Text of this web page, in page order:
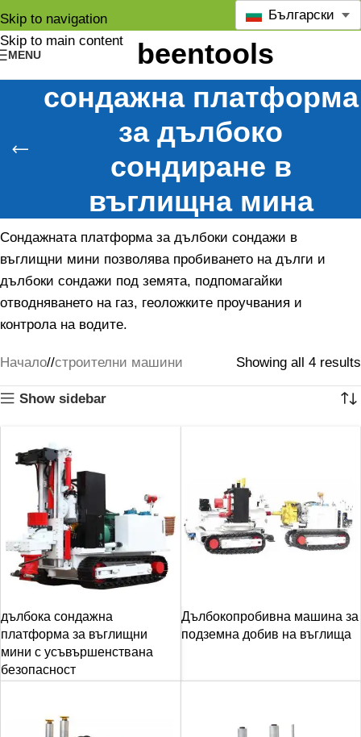
Skip to navigation
Skip to main content
MENU
Български
сондажна платформа
за дълбоко
сондиране в
въглищна мина
Сондажната платформа за дълбоки сондажи в
въглищни мини позволява пробиването на дълги и
дълбоки сондажи под земята, подпомагайки
отводняването на газ, геоложките проучвания и
контрола на водите.
Начало/ строителни машини Showing all 4 results
Show sidebar
дълбока сондажна
платформа за въглищни
мини с усъвършенствана
безопасност
Дълбокопробивна машина за
подземна добив на въглища